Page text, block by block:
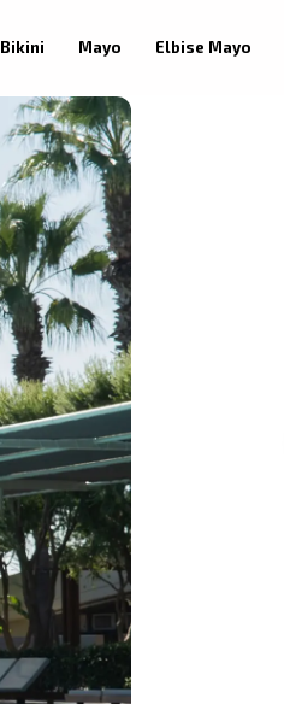
Bikini Mayo Elbise Mayo